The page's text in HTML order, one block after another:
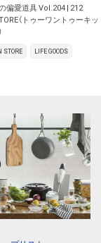
偏愛道具 Vol.204 | 212
（トゥーワントゥーキッ
STORE LIFE GOODS